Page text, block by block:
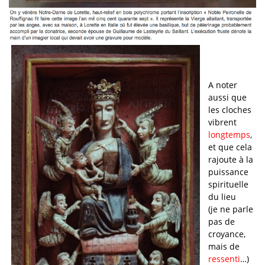
A noter
aussi que
les cloches
vibrent
longtemps,
et que cela
rajoute à la
puissance
spirituelle
du lieu
(je ne parle
pas de
croyance,
mais de
ressenti…)